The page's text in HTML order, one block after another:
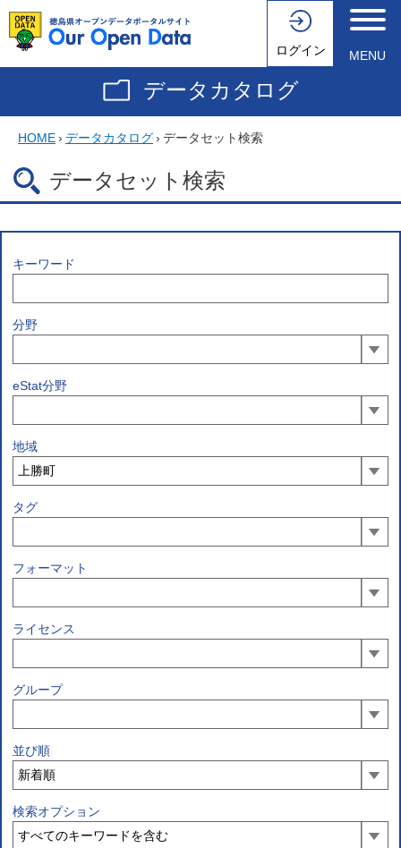
ログイン MENU
データカタログ
HOME› データカタログ› データセット検索
データセット検索
キーワード
分野
eStat分野
地域
タグ
フォーマット
ライセンス
グループ
並び順
検索オプション